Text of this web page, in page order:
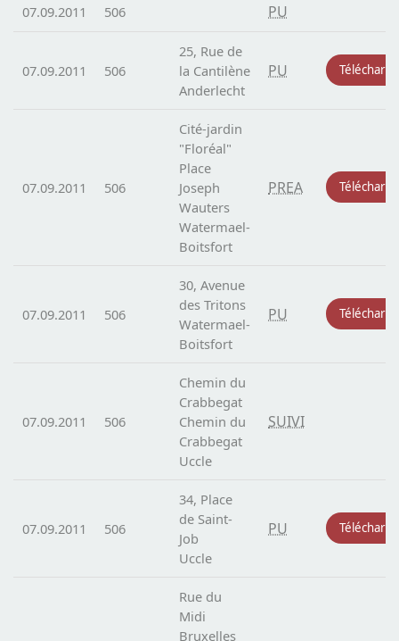
07.09.2011 506 PU
07.09.2011 506
25, Rue de
la Cantilène
Anderlecht
PU
07.09.2011 506
Cité-jardin
"Floréal"
Place
Joseph
Wauters
Watermael-
Boitsfort
PREA
07.09.2011 506
30, Avenue
des Tritons
Watermael-
Boitsfort
PU
07.09.2011 506
Chemin du
Crabbegat
Chemin du
Crabbegat
Uccle
SUIVI
07.09.2011 506
34, Place
de Saint-
Job
Uccle
PU
Rue du
Midi
Bruxelles